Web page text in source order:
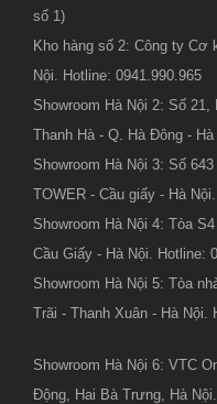
số 1)
Kho hàng số 2: Công ty Cơ
Nội. Hotline: 0941.990.965
Showroom Hà Nội 2: Số
Thanh Hà - Q. Hà Đông -
Showroom Hà Nội 3: Số
TOWER - Cầu giấy - Hà
Showroom Hà Nội 4: Tòa
Cầu Giấy - Hà Nội. Hotline:
Showroom Hà Nội 5: Tòa
Trãi - Thanh Xuân - Hà Nội.
Showroom Hà Nội 6: VTC
Động, Hai Bà Trưng, Hà